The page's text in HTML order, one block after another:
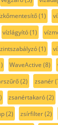
(1)
vízlágyító(1)
(1)
WaveActive (8)
(2) zsanér
zsanértakaró(2)
(2) zsírfilter(2)